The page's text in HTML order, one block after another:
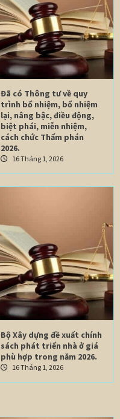
Đã có Thông tư về quy
trình bổ nhiệm, bổ nhiệm
lại, nâng bậc, điều động,
biệt phái, miễn nhiệm,
cách chức Thẩm phán
2026.
16 Tháng 1, 2026
Bộ Xây dựng đề xuất chính
sách phát triển nhà ở giá
phù hợp trong năm 2026.
16 Tháng 1, 2026